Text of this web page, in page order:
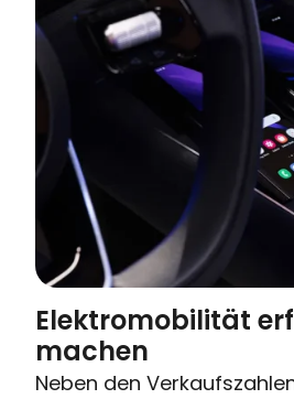
Elektromobilität
machen
Neben den